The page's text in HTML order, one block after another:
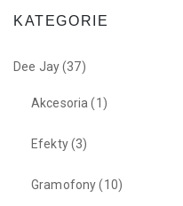
KATEGORIE
Dee Jay(37)
Akcesoria(1)
Efekty(3)
Gramofony(10)